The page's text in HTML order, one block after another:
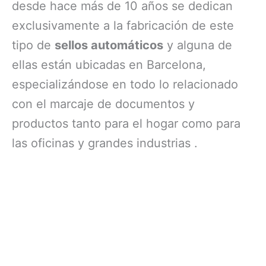
desde hace más de 10 años se dedican
exclusivamente a la fabricación de este
tipo de sellos automáticos y alguna de
ellas están ubicadas en Barcelona,
especializándose en todo lo relacionado
con el marcaje de documentos y
productos tanto para el hogar como para
las oficinas y grandes industrias .